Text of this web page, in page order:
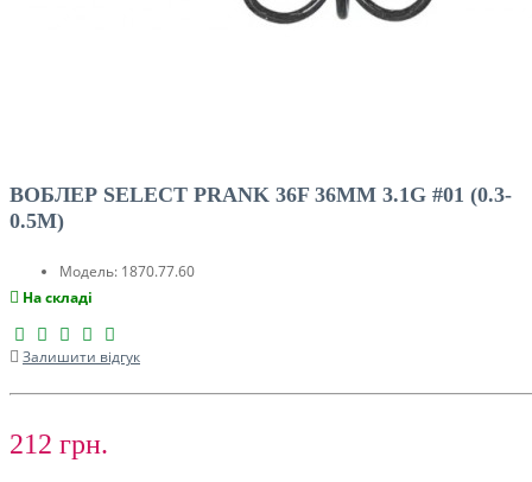
ВОБЛЕР SELECT PRANK 36F 36MM 3.1G #01 (0.3-
0.5M)
Модель: 1870.77.60
На складі
Залишити відгук
212 грн.